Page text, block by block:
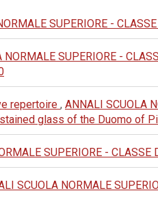
SUPERIORE -
NORMALE SUPERIORE -
repertoire , ANNALI SCUOLA
stained glass of the Duomo of
SUPERIORE -
SCUOLA NORMALE